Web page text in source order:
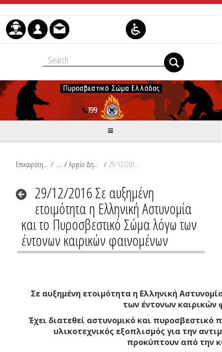
Μετάβαση στο περιεχόμενο
Επικαιρότητα / Αρχείο Δημοσιεύσεων / 29/12/2016 Σε αυξημένη ετοιμότητα η Ελληνική Αστυνομία και το Πυροσβεστικό Σώμα λόγω των έντονων καιρικών φαινομένων
29/12/2016 Σε αυξημένη
ετοιμότητα η Ελληνική Αστυνομία
και το Πυροσβεστικό Σώμα λόγω των
έντονων καιρικών φαινομένων
Σε αυξημένη ετοιμότητα η Ελληνική
των έντονων καιρικών
Έχει διατεθεί αστυνομικό και
υλικοτεχνικός εξοπλισμός για την
προκύπτουν από την